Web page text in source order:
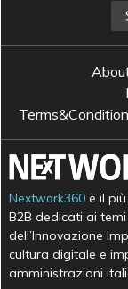
Nextwork360 è il
B2B dedicati ai
dell’Innovazione
cultura digitale e
amministrazioni